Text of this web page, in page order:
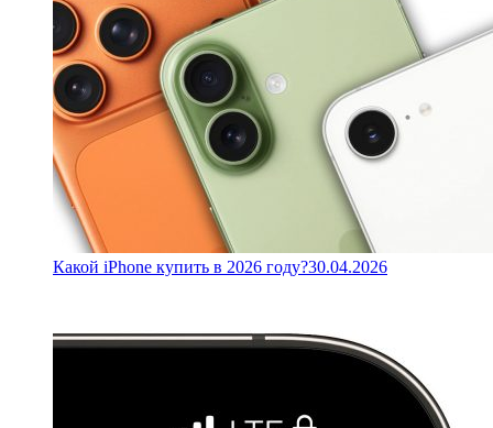
Какой iPhone купить в 2026 году?30.04.2026